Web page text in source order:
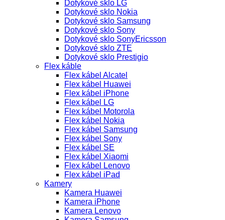
Dotykové sklo LG
Dotykové sklo Nokia
Dotykové sklo Samsung
Dotykové sklo Sony
Dotykové sklo SonyEricsson
Dotykové sklo ZTE
Dotykové sklo Prestigio
Flex káble
Flex kábel Alcatel
Flex kábel Huawei
Flex kábel iPhone
Flex kábel LG
Flex kábel Motorola
Flex kábel Nokia
Flex kábel Samsung
Flex kábel Sony
Flex kábel SE
Flex kábel Xiaomi
Flex kábel Lenovo
Flex kábel iPad
Kamery
Kamera Huawei
Kamera iPhone
Kamera Lenovo